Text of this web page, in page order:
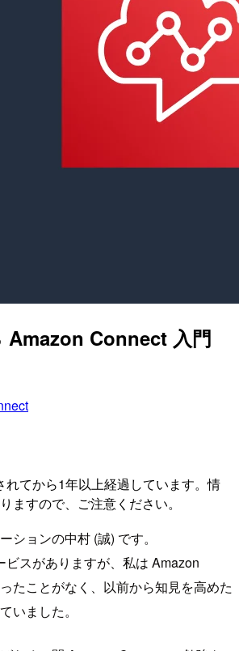
Amazon Connect 入門
れてから1年以上経過しています。情
ますので、ご注意ください。
ションの中村 (誠) です。
ビスがありますが、私は Amazon
たことがなく、以前から知見を高めた
いました。